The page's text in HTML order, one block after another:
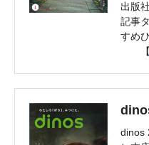
出版
記事
すめ
dinos